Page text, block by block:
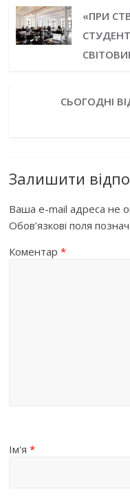
«ПРИ
СЬОГОДНІ
Залишити
Ваша e-mail адреса не
Обов’язкові поля
Коментар*
Ім'я*